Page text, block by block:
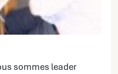
sommes leader